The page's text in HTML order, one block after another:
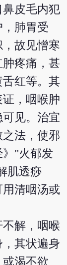
皮毛内犯
肺胃受
故见憎寒
疼痛，甚
红等。其
，咽喉肿
见。治宜
法，使邪
"火郁发
肌透痧
清咽汤或
解，咽喉
其状遍身
渴不欲